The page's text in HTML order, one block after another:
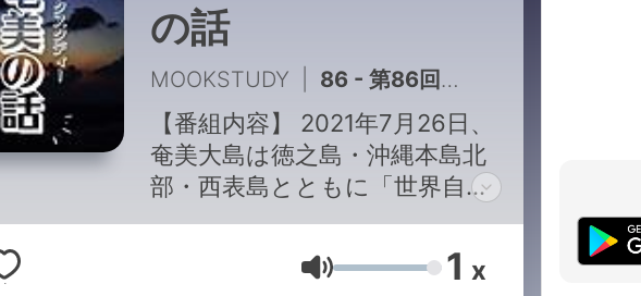
の話
MOOKSTUDY 86 - 第86回 シーズン１最終回
【番組内容】 2021年7月26日、
奄美大島は徳之島・沖縄本島北
部・西表島とともに「世界自然
遺産」として登録されました。
自然豊かな奄美大島を含む奄美
群島のことを奄美環境文化コー
音量 1 x